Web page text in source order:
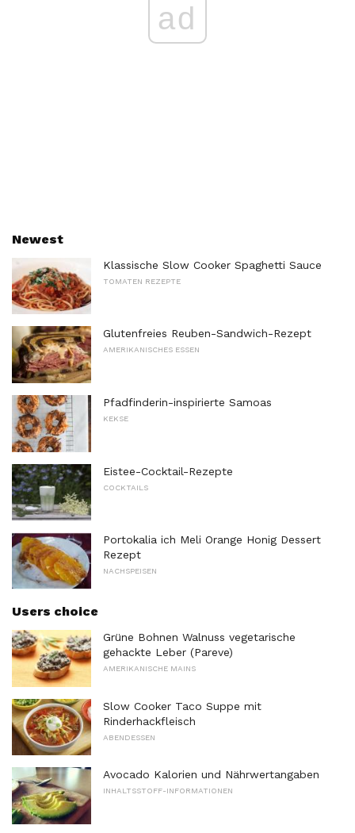
ad
Newest
Klassische Slow Cooker Spaghetti Sauce
TOMATEN REZEPTE
Glutenfreies Reuben-Sandwich-Rezept
AMERIKANISCHES ESSEN
Pfadfinderin-inspirierte Samoas
KEKSE
Eistee-Cocktail-Rezepte
COCKTAILS
Portokalia ich Meli Orange Honig Dessert
Rezept
NACHSPEISEN
Users choice
Grüne Bohnen Walnuss vegetarische
gehackte Leber (Pareve)
AMERIKANISCHE MAINS
Slow Cooker Taco Suppe mit
Rinderhackfleisch
ABENDESSEN
Avocado Kalorien und Nährwertangaben
INHALTSSTOFF-INFORMATIONEN